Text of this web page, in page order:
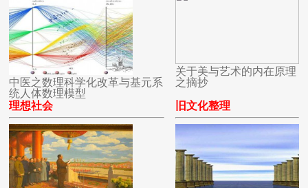
中医之数理科学化改革与基元系
统人体数理模型
关于美与艺术的内在原理
之摘抄
理想社会
旧文化整理